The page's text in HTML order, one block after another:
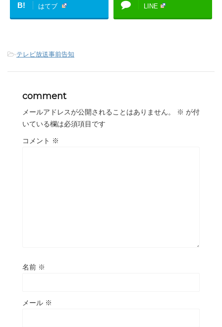
B! はてブ LINE
-テレビ放送事前告知
comment
メールアドレスが公開されることはありません。 ※ が付
いている欄は必須項目です
コメント ※
名前 ※
メール ※